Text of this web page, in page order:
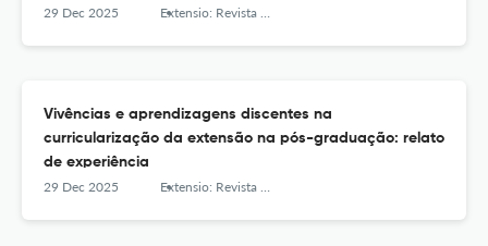
29 Dec 2025 Extensio: Revista Eletrônica de Extensão
Vivências e aprendizagens discentes na
curricularização da extensão na pós-graduação: relato
de experiência
29 Dec 2025 Extensio: Revista Eletrônica de Extensão